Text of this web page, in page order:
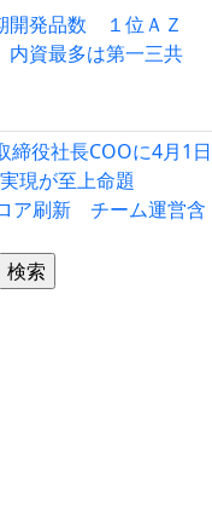
開発品数 １位ＡＺ
資最多は第一三共
役社長COOに4月1日
現が至上命題
ア刷新 チーム運営含